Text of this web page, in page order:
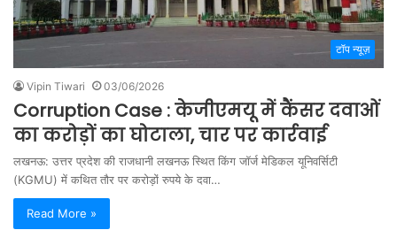
टॉप न्यूज़
Vipin Tiwari 03/06/2026
Corruption Case : केजीएमयू में कैंसर दवाओं
का करोड़ों का घोटाला, चार पर कार्रवाई
लखनऊ: उत्तर प्रदेश की राजधानी लखनऊ स्थित किंग जॉर्ज मेडिकल यूनिवर्सिटी
(KGMU) में कथित तौर पर करोड़ों रुपये के दवा…
Read More »